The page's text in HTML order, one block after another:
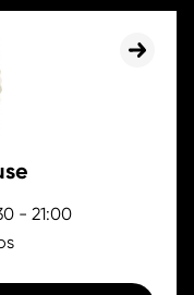
- 21:00